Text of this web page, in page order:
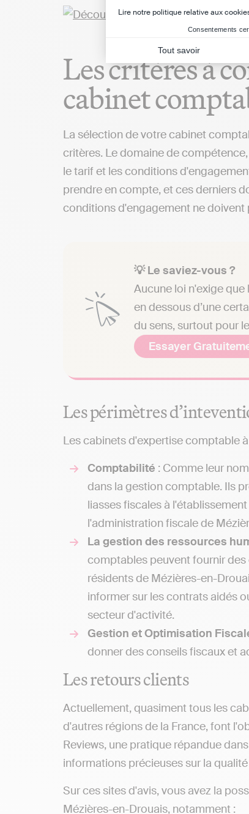
Lire notre politique relative aux
Consentements
Tout savoir
Les critères à
cabinet
La sélection de votre cabinet
critères. Le domaine de
le tarif et les conditions
prendre en compte, et ces derniers
conditions d'engagement ne
💡 Le saviez-vous ?
Aucune loi n'exige
en dessous d’une
du sens, surtout pour
Essayer
Les périmètres
Les cabinets d'expertise comptable
Comptabilité : Comme leur
dans la gestion comptable. Ils
liasses fiscales à
l'administration fiscale de
La gestion des ressources
comptables peuvent fournir
résidents de Mézières-en-
informer sur les contrats aidés
secteur d'activité.
Gestion et Optimisation
donner des conseils fiscaux et
Les retours clients
Actuellement, quasiment tous les
d'autres régions de la France, font
Reviews, une pratique répandue
informations précieuses sur la
Sur ces sites d'avis, vous avez la
Mézières-en-Drouais, notamment :